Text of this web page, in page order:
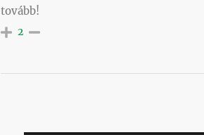
tovább!
2